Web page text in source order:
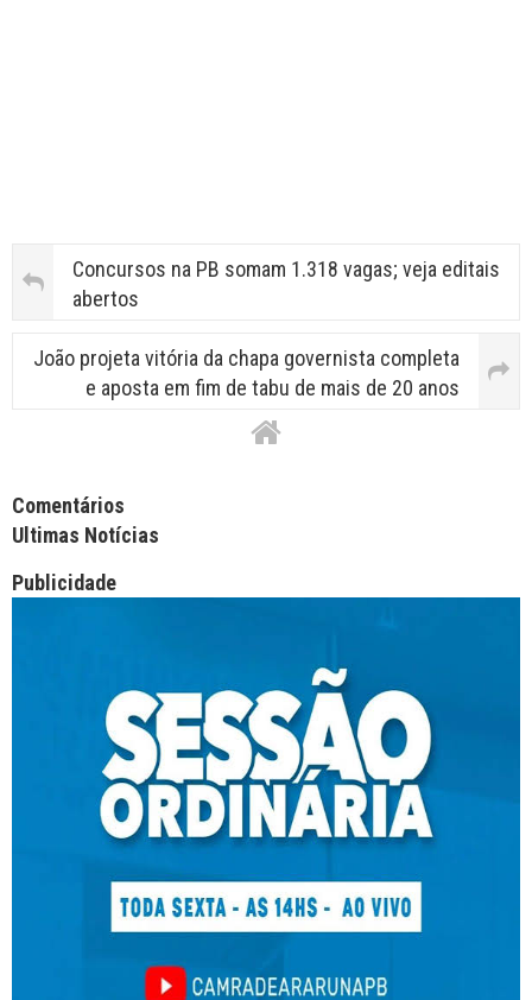
Concursos na PB somam 1.318 vagas; veja editais
abertos
João projeta vitória da chapa governista completa
e aposta em fim de tabu de mais de 20 anos
Facebook Comments APPID
Comentários
Ultimas Notícias
Publicidade